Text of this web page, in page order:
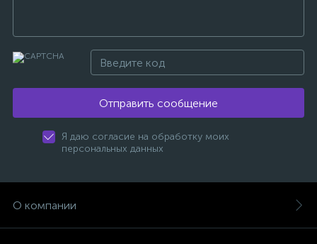
Отправить сообщение
Я даю согласие на обработку моих
персональных данных
О компании